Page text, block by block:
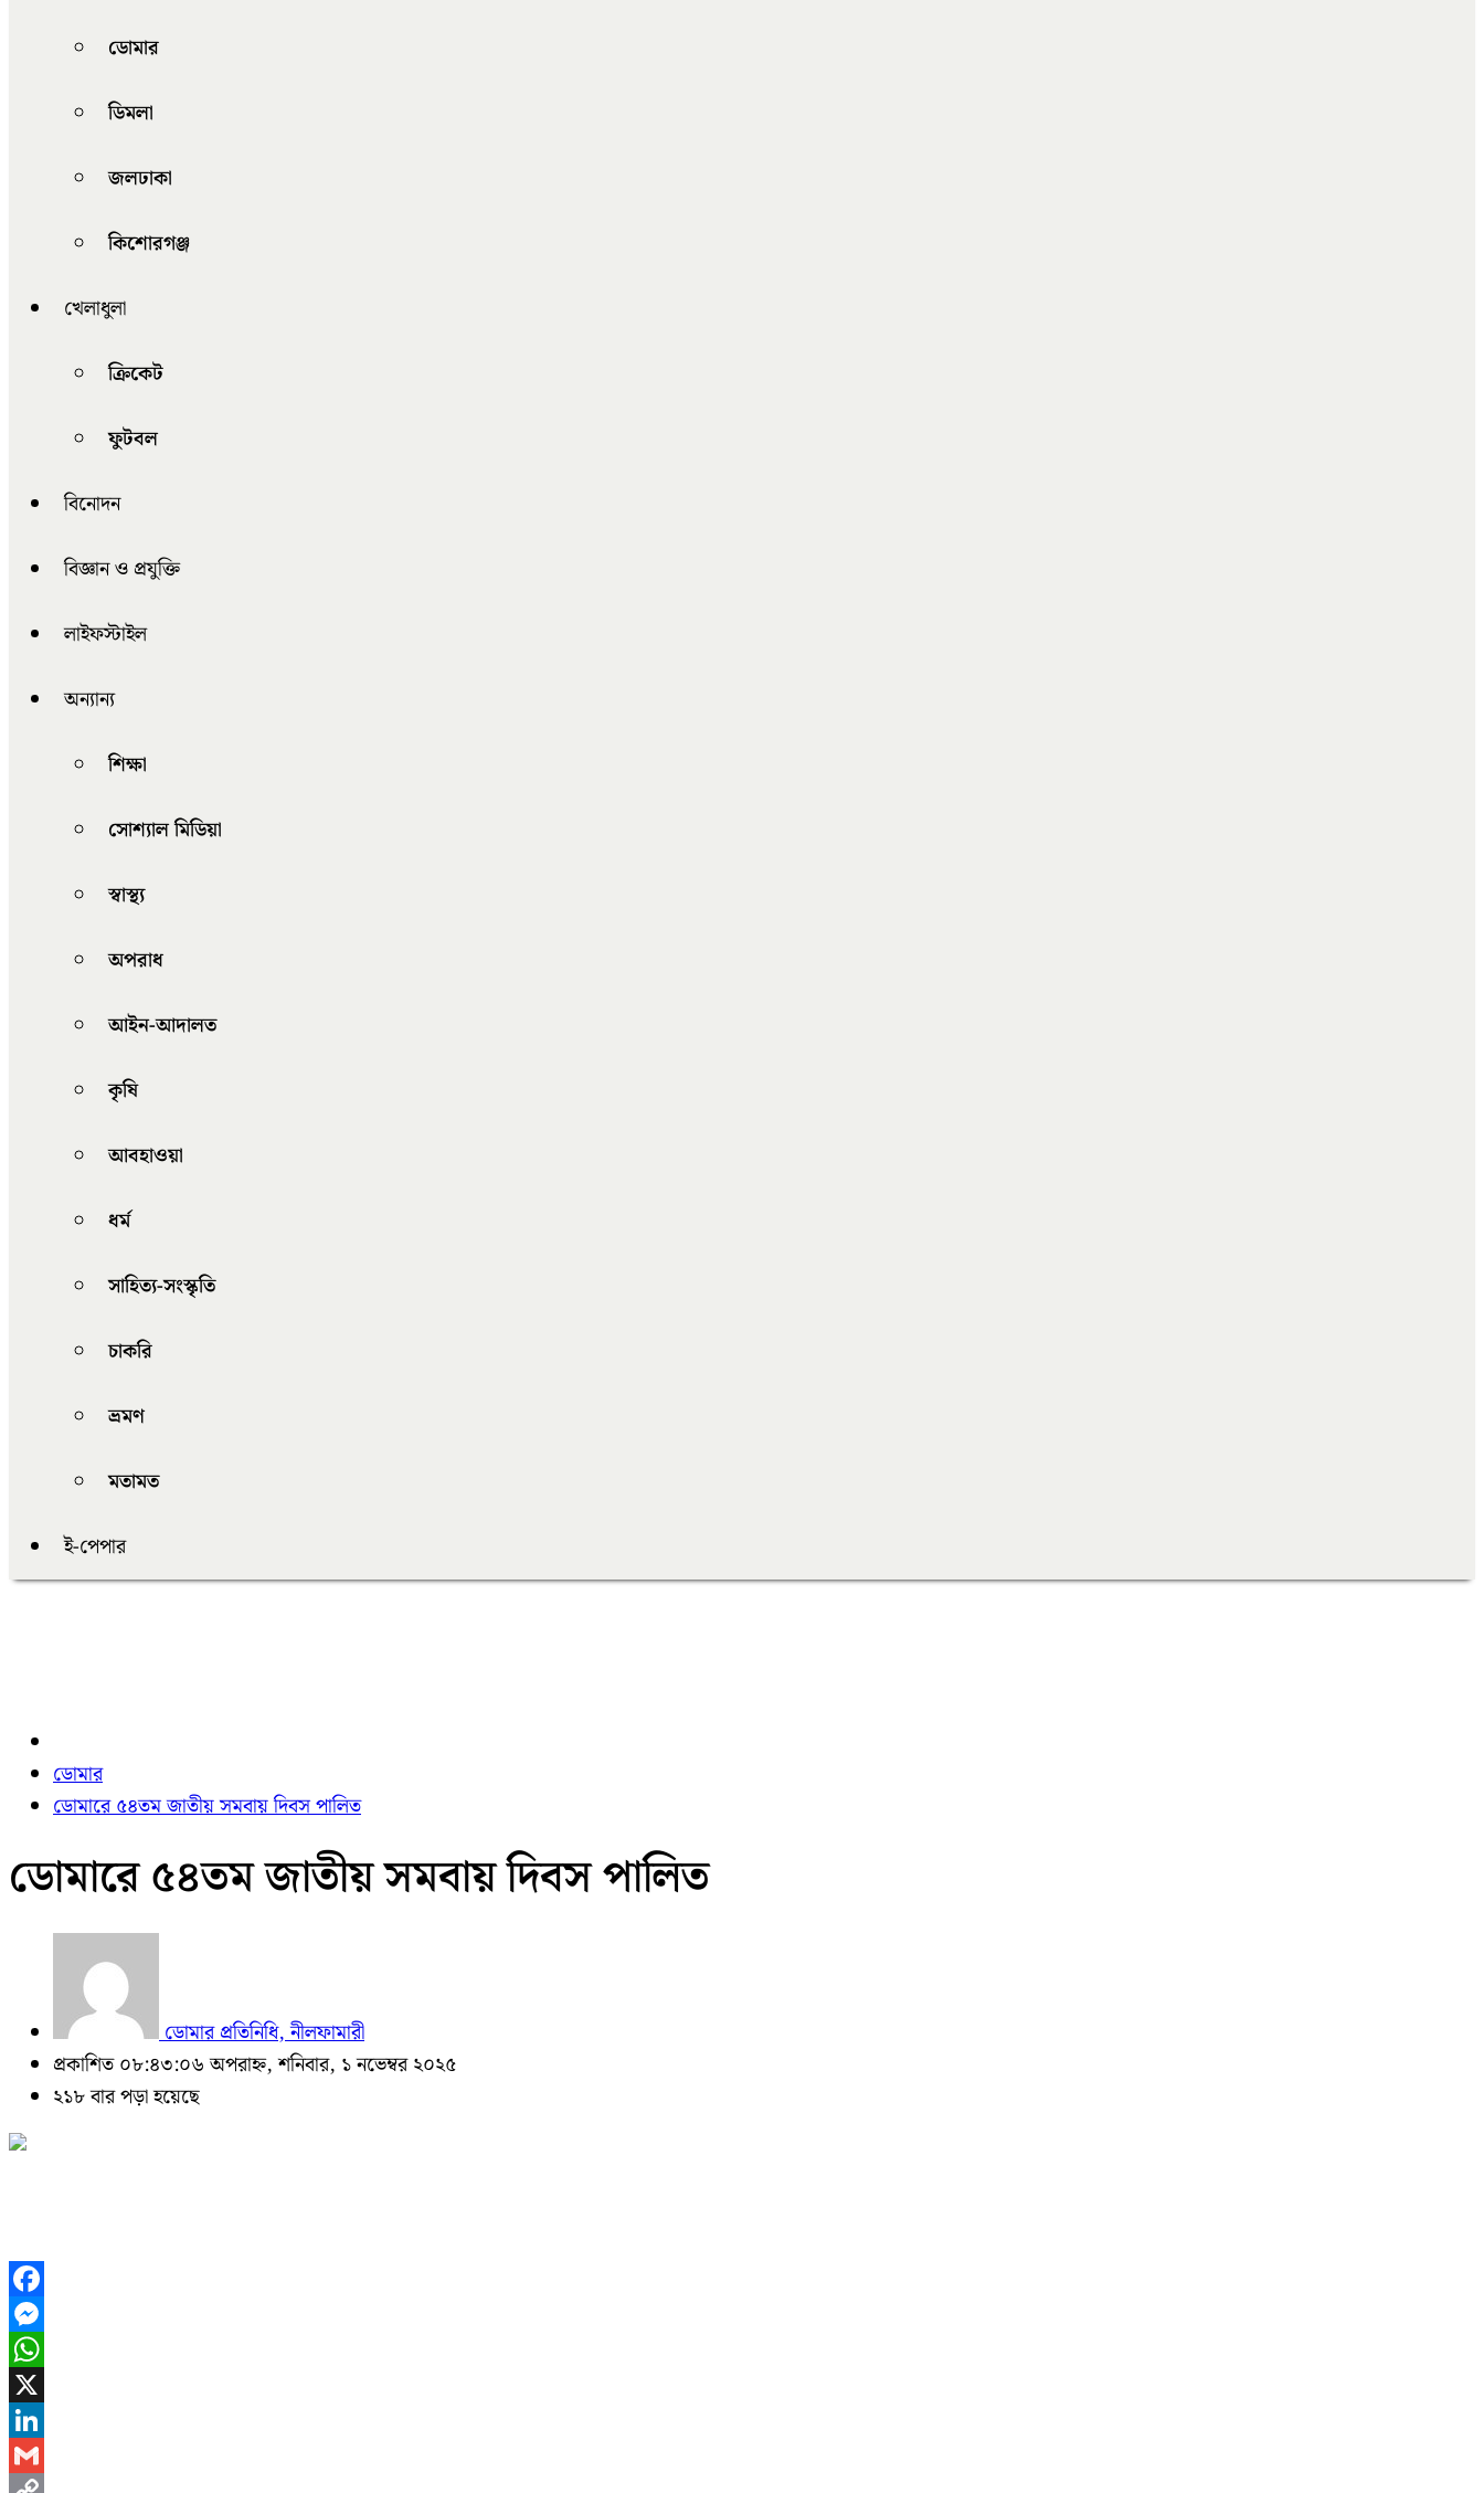
ডোমার
ডিমলা
জলঢাকা
কিশোরগঞ্জ
খেলাধুলা
ক্রিকেট
ফুটবল
বিনোদন
বিজ্ঞান ও প্রযুক্তি
লাইফস্টাইল
অন্যান্য
শিক্ষা
সোশ্যাল মিডিয়া
স্বাস্থ্য
অপরাধ
আইন-আদালত
কৃষি
আবহাওয়া
ধর্ম
সাহিত্য-সংস্কৃতি
চাকরি
ভ্রমণ
মতামত
ই-পেপার
ডোমার
ডোমারে ৫৪তম জাতীয় সমবায় দিবস পালিত
ডোমারে ৫৪তম জাতীয় সমবায় দিবস পালিত
ডোমার প্রতিনিধি, নীলফামারী
প্রকাশিত ০৮:৪৩:০৬ অপরাহ্ন, শনিবার, ১ নভেম্বর ২০২৫
২১৮ বার পড়া হয়েছে
Facebook
Messenger
WhatsApp
X
LinkedIn